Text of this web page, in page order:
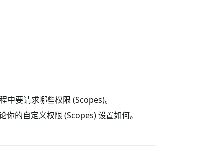
要请求哪些权限 (Scopes)。
的自定义权限 (Scopes) 设置如何。